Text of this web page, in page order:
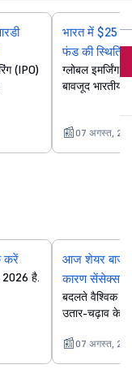
(IPO)
भारत में $25
फंड की स्थिति
ग्लोबल इमर्जिंग
बावजूद भारतीय
07 अगस्त,
करें
2026 है.
आज शेयर
कारण सेंसेक्स,
बदलते वैश्विक
उतार-चढ़ाव के
07 अगस्त,